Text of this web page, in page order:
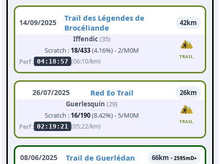
14/09/2025
Trail des Légendes de
Brocéliande
42km
Iffendic (35)
Scratch : 18/433(4.16%) - 2/M0M
Perf : 04:18:57 (06:10/km)
TRAIL
26/07/2025 Red Eo Trail
26km
Guerlesquin (29)
Scratch : 16/190(8.42%) - 5/M0M
Perf : 02:19:21 (05:22/km)
TRAIL
08/06/2025 Trail de Guerlédan 66km - 2595mD+